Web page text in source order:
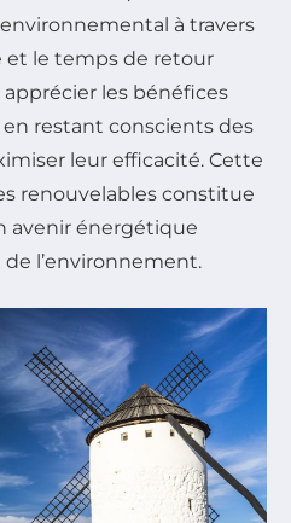
à travers
et le temps de retour
les bénéfices
restant conscients des
leur efficacité. Cette
renouvelables constitue
avenir énergétique
l’environnement.